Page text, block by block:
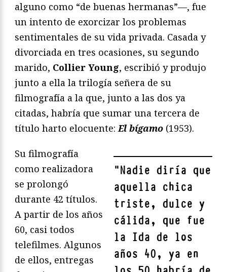
alguno como “de buenas hermanas”—, fue
un intento de exorcizar los problemas
sentimentales de su vida privada. Casada y
divorciada en tres ocasiones, su segundo
marido, Collier Young, escribió y produjo
junto a ella la trilogía señera de su
filmografía a la que, junto a las dos ya
citadas, habría que sumar una tercera de
título harto elocuente:El bígamo (1953).
"Nadie diría que
aquella chica
triste, dulce y
cálida, que fue
la Ida de los
años 40, ya en
Su filmografía
como realizadora
se prolongó
durante 42 títulos.
A partir de los años
60, casi todos
telefilmes. Algunos
de ellos, entregas